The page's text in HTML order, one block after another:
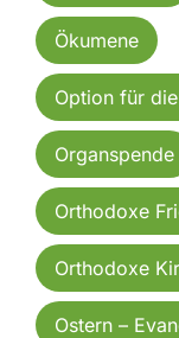
Ökumene
Option für
Organspende
Orthodoxe
Orthodoxe
Ostern –